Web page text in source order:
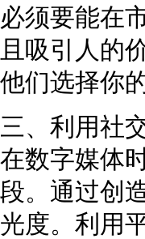
必须要能在
且吸引人的
他们选择你
三、利用社
在数字媒体
段。通过创
光度。利用